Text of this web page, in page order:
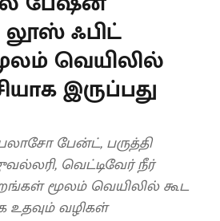
ஃபிட்
வெயிலில்
இருப்பது
பேன்ட், பருத்தி
வெட்டிவேர் நீர்
மூலம் வெயிலில் கூட
உதவும் வழிகள்